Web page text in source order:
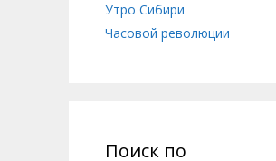
Утро Сибири
Часовой революции
Поиск по